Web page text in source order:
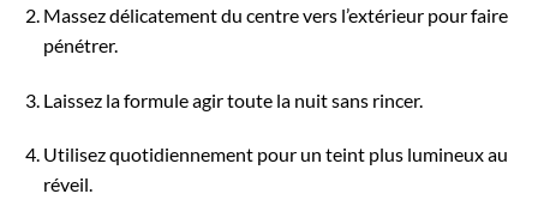
Massez délicatement du centre vers l’extérieur pour faire
pénétrer.
Laissez la formule agir toute la nuit sans rincer.
Utilisez quotidiennement pour un teint plus lumineux au
réveil.